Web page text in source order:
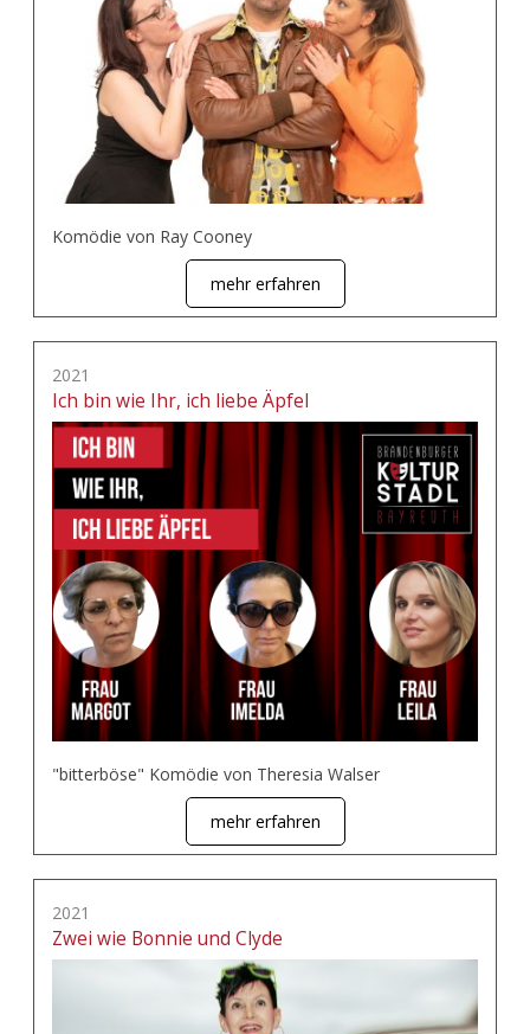
Komödie von Ray Cooney
mehr erfahren
2021
Ich bin wie Ihr, ich liebe Äpfel
"bitterböse" Komödie von Theresia Walser
mehr erfahren
2021
Zwei wie Bonnie und Clyde